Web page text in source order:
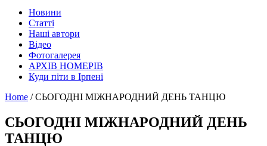
Новини
Статті
Наші автори
Відео
Фотогалерея
АРХІВ НОМЕРІВ
Куди піти в Ірпені
Home / СЬОГОДНІ МІЖНАРОДНИЙ ДЕНЬ ТАНЦЮ
СЬОГОДНІ МІЖНАРОДНИЙ ДЕНЬ
ТАНЦЮ